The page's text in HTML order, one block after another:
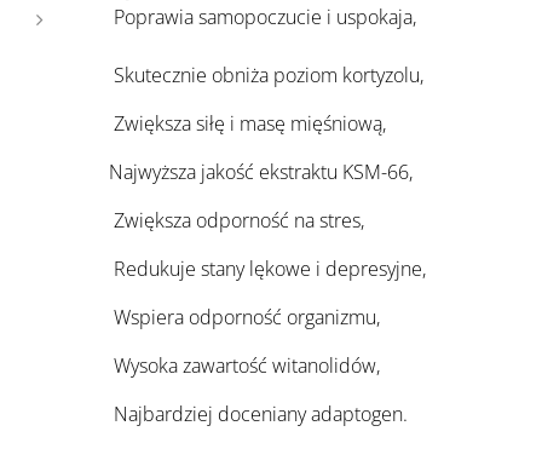
✅ Poprawia samopoczucie i uspokaja,
✅ Skutecznie obniża poziom kortyzolu,
✅ Zwiększa siłę i masę mięśniową,
✅Najwyższa jakość ekstraktu KSM-66,
✅ Zwiększa odporność na stres,
✅ Redukuje stany lękowe i depresyjne,
✅ Wspiera odporność organizmu,
✅ Wysoka zawartość witanolidów,
✅ Najbardziej doceniany adaptogen.